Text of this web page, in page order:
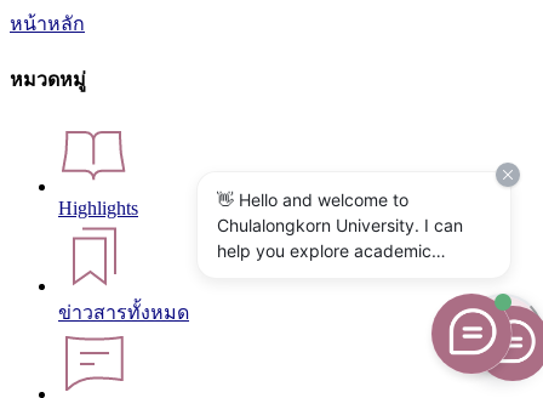
หน้าหลัก
หมวดหมู่
Highlights
ข่าวสารทั้งหมด
👋 Hello and welcome to
Chulalongkorn University. I can
help you explore academic